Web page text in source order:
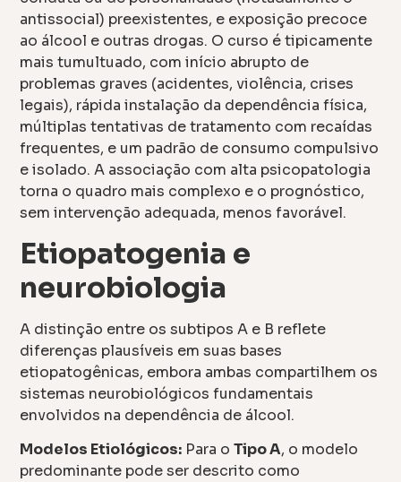
antissocial) preexistentes, e exposição precoce
ao álcool e outras drogas. O curso é tipicamente
mais tumultuado, com início abrupto de
problemas graves (acidentes, violência, crises
legais), rápida instalação da dependência física,
múltiplas tentativas de tratamento com recaídas
frequentes, e um padrão de consumo compulsivo
e isolado. A associação com alta psicopatologia
torna o quadro mais complexo e o prognóstico,
sem intervenção adequada, menos favorável.
Etiopatogenia e
neurobiologia
A distinção entre os subtipos A e B reflete
diferenças plausíveis em suas bases
etiopatogênicas, embora ambas compartilhem os
sistemas neurobiológicos fundamentais
envolvidos na dependência de álcool.
Modelos Etiológicos: Para oTipo A, o modelo
predominante pode ser descrito como